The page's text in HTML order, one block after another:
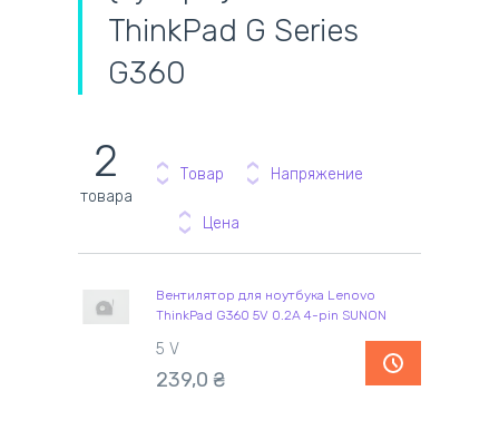
ThinkPad G Series
G360
2
товара
Товар Напряжение
Цена
Вентилятор для ноутбука Lenovo
ThinkPad G360 5V 0.2A 4-pin SUNON
5 V
239,0 ₴